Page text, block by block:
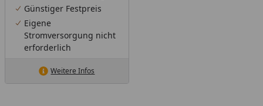
Günstiger Festpreis
Eigene
Stromversorgung nicht
erforderlich
Weitere Infos